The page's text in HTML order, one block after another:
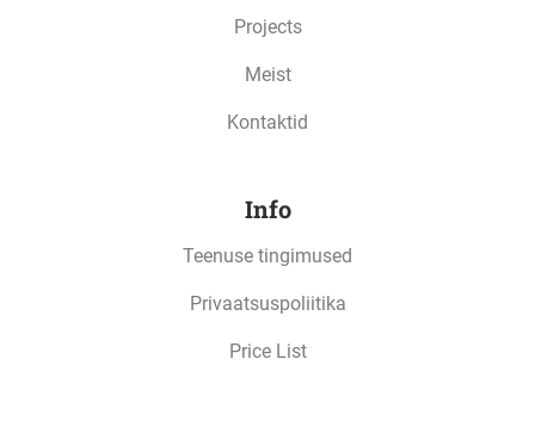
Projects
Meist
Kontaktid
Info
Teenuse tingimused
Privaatsuspoliitika
Price List